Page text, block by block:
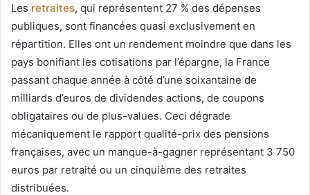
Les retraites, qui représentent 27 % des dépenses
publiques, sont financées quasi exclusivement en
répartition. Elles ont un rendement moindre que dans les
pays bonifiant les cotisations par l’épargne, la France
passant chaque année à côté d’une soixantaine de
milliards d’euros de dividendes actions, de coupons
obligataires ou de plus-values. Ceci dégrade
mécaniquement le rapport qualité-prix des pensions
françaises, avec un manque-à-gagner représentant 3 750
euros par retraité ou un cinquième des retraites
distribuées.